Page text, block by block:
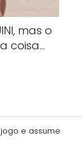
mas o
coisa…
e assume